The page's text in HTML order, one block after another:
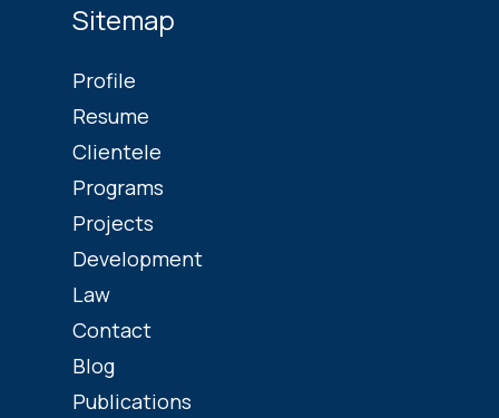
Sitemap
Profile
Resume
Clientele
Programs
Projects
Development
Law
Contact
Blog
Publications